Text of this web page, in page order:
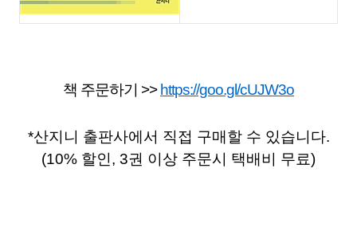
책 주문하기 >> https://goo.gl/cUJW3o
*산지니 출판사에서 직접 구매할 수 있습니다.
(10% 할인, 3권 이상 주문시 택배비 무료)